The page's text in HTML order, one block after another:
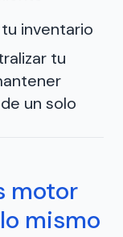
inventario
tu
un solo
motor
mismo